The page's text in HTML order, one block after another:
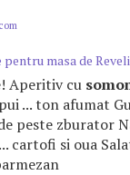
masa de
Aperitiv cu
... ton afumat
peste zburator
cartofi si oua